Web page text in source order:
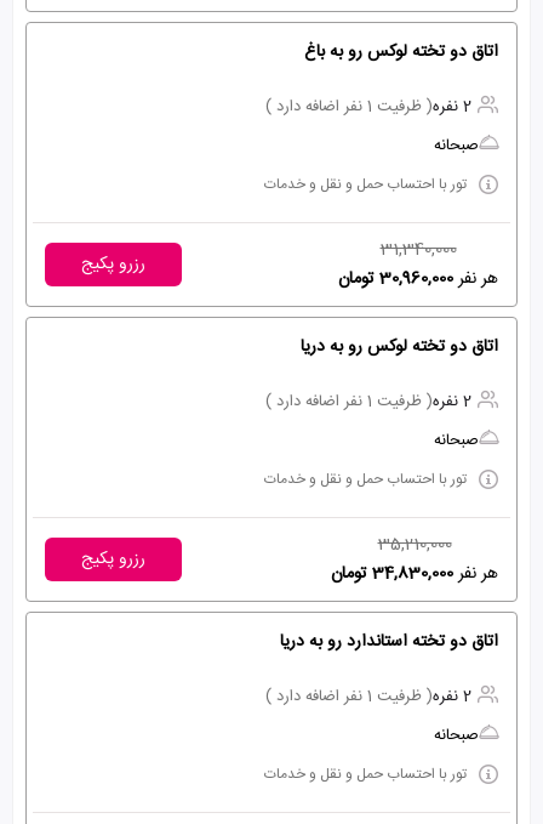
اتاق دو تخته لوکس رو به باغ
2 نفره
( ظرفیت 1 نفر اضافه دارد )
صبحانه
تور با احتساب حمل و نقل و خدمات
31,340,000
هر نفر30,960,000 تومان رزرو پکیج
اتاق دو تخته لوکس رو به دریا
2 نفره
( ظرفیت 1 نفر اضافه دارد )
صبحانه
تور با احتساب حمل و نقل و خدمات
35,210,000
هر نفر34,830,000 تومان رزرو پکیج
اتاق دو تخته استاندارد رو به دریا
2 نفره
( ظرفیت 1 نفر اضافه دارد )
صبحانه
تور با احتساب حمل و نقل و خدمات